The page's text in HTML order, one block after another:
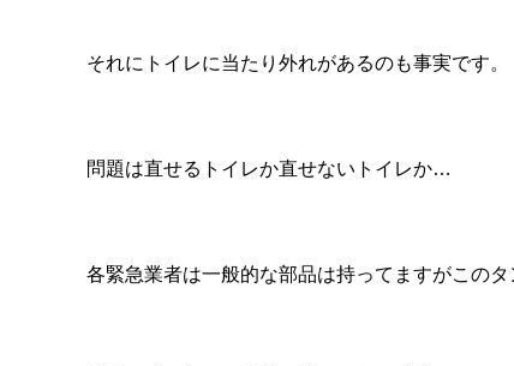
それにトイレに当たり外れがあるのも事実です。
問題は直せるトイレか直せないトイレか…
各緊急業者は一般的な部品は持ってますがこの